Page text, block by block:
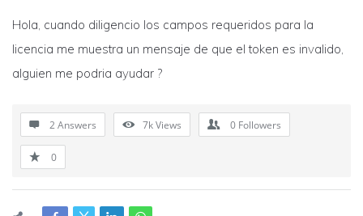
Hola, cuando diligencio los campos requeridos para la
licencia me muestra un mensaje de que el token es invalido,
alguien me podria ayudar ?
2 Answers 7kViews 0 Followers
0